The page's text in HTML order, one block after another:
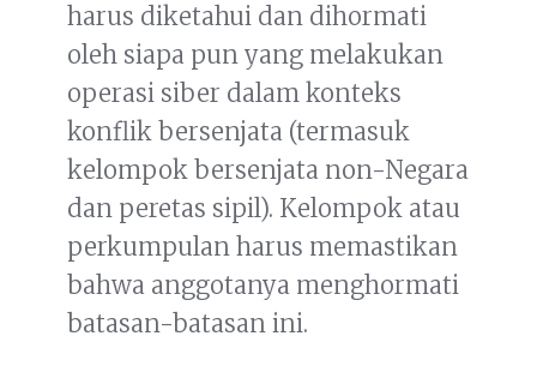
harus diketahui dan dihormati
oleh siapa pun yang melakukan
operasi siber dalam konteks
konflik bersenjata (termasuk
kelompok bersenjata non-Negara
dan peretas sipil). Kelompok atau
perkumpulan harus memastikan
bahwa anggotanya menghormati
batasan-batasan ini.